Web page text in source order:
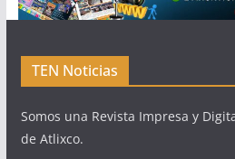
TEN Noticias
Somos una Revista Impresa y
de Atlixco.